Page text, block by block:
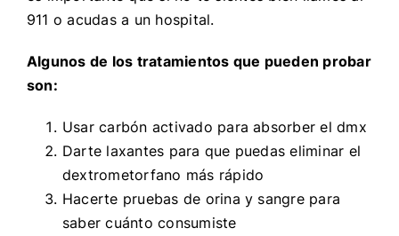
911 o acudas a un hospital.
Algunos de los tratamientos que pueden probar
son:
Usar carbón activado para absorber el dmx
Darte laxantes para que puedas eliminar el
dextrometorfano más rápido
Hacerte pruebas de orina y sangre para
saber cuánto consumiste